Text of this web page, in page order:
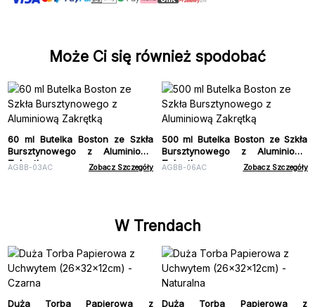
Może Ci się również spodobać
60 ml Butelka Boston ze Szkła
Bursztynowego z Aluminiową
Zakrętką
AGBB-03AC Zobacz Szczegóły
500 ml Butelka Boston ze Szkła
Bursztynowego z Aluminiową
Zakrętką
AGBB-06AC Zobacz Szczegóły
W Trendach
Duża Torba Papierowa z
Duża Torba Papierowa z